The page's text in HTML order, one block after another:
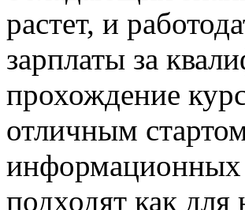
растет, и
зарплаты за
прохождение
отличным
информационных
подходят как